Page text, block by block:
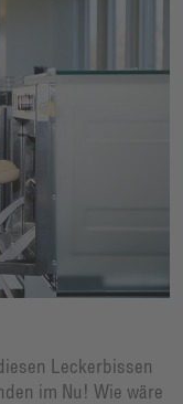
Leckerbissen
im Nu! Wie wäre